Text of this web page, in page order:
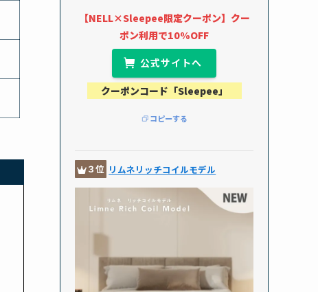
【NELL×Sleepee限定クーポン】クー
ポン利用で10%OFF
公式サイトへ
クーポンコード「Sleepee」
コピーする
３位 リムネリッチコイルモデル